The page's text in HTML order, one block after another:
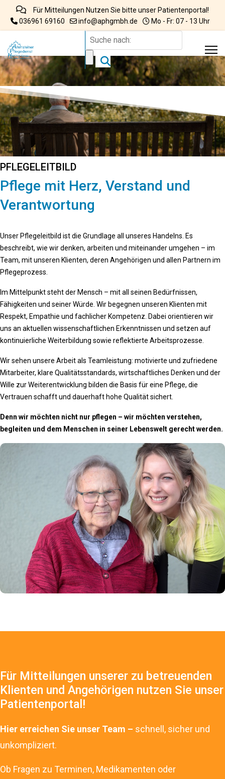
Für Mitteilungen Nutzen Sie bitte unser Patientenportal!
036961 69160
info@aphgmbh.de Mo - Fr: 07 - 13 Uhr
PFLEGELEITBILD
Pflege mit Herz, Verstand und
Verantwortung
Unser Pflegeleitbild ist die Grundlage all unseres Handelns. Es
beschreibt, wie wir denken, arbeiten und miteinander umgehen – im
Team, mit unseren Klienten, deren Angehörigen und allen Partnern im
Pflegeprozess.
Im Mittelpunkt steht der Mensch – mit all seinen Bedürfnissen,
Fähigkeiten und seiner Würde. Wir begegnen unseren Klienten mit
Respekt, Empathie und fachlicher Kompetenz. Dabei orientieren wir
uns an aktuellen wissenschaftlichen Erkenntnissen und setzen auf
kontinuierliche Weiterbildung sowie reflektierte Arbeitsprozesse.
Wir sehen unsere Arbeit als Teamleistung: motivierte und zufriedene
Mitarbeiter, klare Qualitätsstandards, wirtschaftliches Denken und der
Wille zur Weiterentwicklung bilden die Basis für eine Pflege, die
Vertrauen schafft und dauerhaft hohe Qualität sichert.
Denn wir möchten nicht nur pflegen – wir möchten verstehen,
begleiten und dem Menschen in seiner Lebenswelt gerecht werden.
Für Mitteilungen unserer zu betreuenden
Klienten und Angehörigen nutzen Sie unser
Patientenportal!
Hier erreichen Sie unser Team – schnell, sicher und
unkompliziert.
Ob Fragen zu Terminen, Medikamenten oder